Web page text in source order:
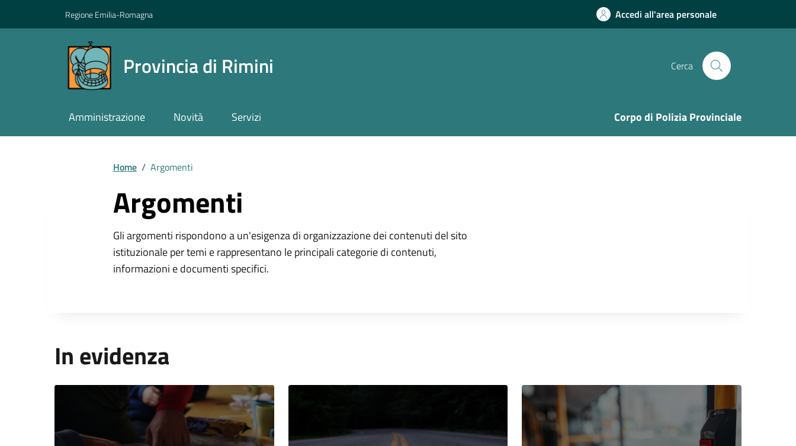
Regione Emilia-Romagna Accedi all'area personale
Provincia di Rimini Cerca
Amministrazione Novità Servizi Corpo di Polizia Provinciale
Home / Argomenti
Argomenti
Gli argomenti rispondono a un'esigenza di organizzazione dei contenuti del sito
istituzionale per temi e rappresentano le principali categorie di contenuti,
informazioni e documenti specifici.
In evidenza